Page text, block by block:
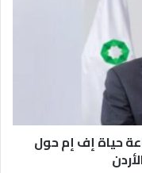
حياة إف إم حول